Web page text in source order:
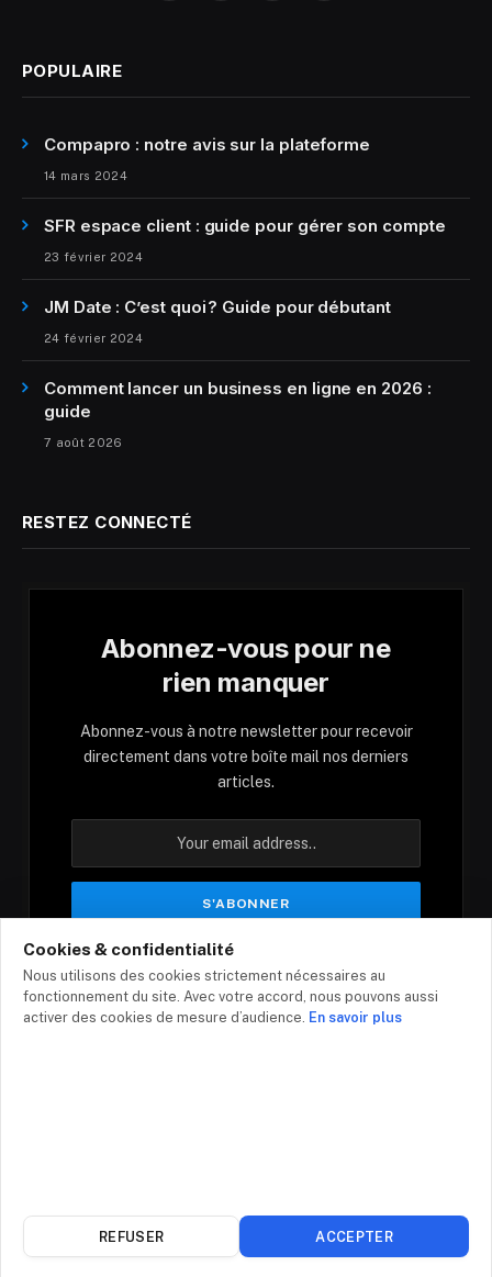
POPULAIRE
Compapro : notre avis sur la plateforme
14 mars 2024
SFR espace client : guide pour gérer son compte
23 février 2024
JM Date : C’est quoi ? Guide pour débutant
24 février 2024
Comment lancer un business en ligne en 2026 :
guide
7 août 2026
RESTEZ CONNECTÉ
Abonnez-vous pour ne
rien manquer
Abonnez-vous à notre newsletter pour recevoir
directement dans votre boîte mail nos derniers
articles.
En vous inscrivant, vous acceptez nos conditions
et notre politique de confidentialité.
Plan du site
Cookies & confidentialité
Nous utilisons des cookies strictement nécessaires au
fonctionnement du site. Avec votre accord, nous pouvons aussi
activer des cookies de mesure d’audience. En savoir plus
REFUSER ACCEPTER